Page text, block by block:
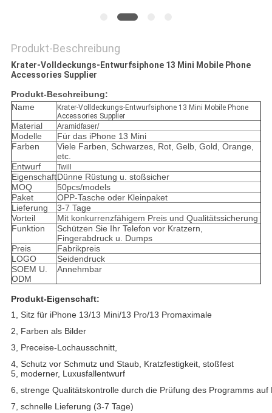
Produkt-Beschreibung
Krater-Volldeckungs-Entwurfsiphone 13 Mini Mobile Phone
Accessories Supplier
Produkt-Beschreibung:
Name
Krater-Volldeckungs-Entwurfsiphone 13 Mini Mobile Phone
Accessories Supplier
Material Aramidfaser/
Modelle
Für das iPhone 13 Mini
Farben
Viele Farben, Schwarzes, Rot, Gelb, Gold, Orange,
etc.
Entwurf
Twill
EigenschaftDünne Rüstung u. stoßsicher
MOQ
50pcs/models
Paket
OPP-Tasche oder Kleinpaket
Lieferung
3-7 Tage
Vorteil
Mit konkurrenzfähigem Preis und Qualitätssicherung
Funktion
Schützen Sie Ihr Telefon vor Kratzern,
Fingerabdruck u. Dumps
Preis
Fabrikpreis
LOGO
Seidendruck
SOEM U.
ODM
Annehmbar
Produkt-Eigenschaft:
1, Sitz für iPhone 13/13 Mini/13 Pro/13 Promaximale
2, Farben als Bilder
3, Preceise-Lochausschnitt,
4, Schutz vor Schmutz und Staub, Kratzfestigkeit, stoßfest
5, moderner, Luxusfallentwurf
6, strenge Qualitätskontrolle durch die Prüfung des Programms
7, schnelle Lieferung (3-7 Tage)